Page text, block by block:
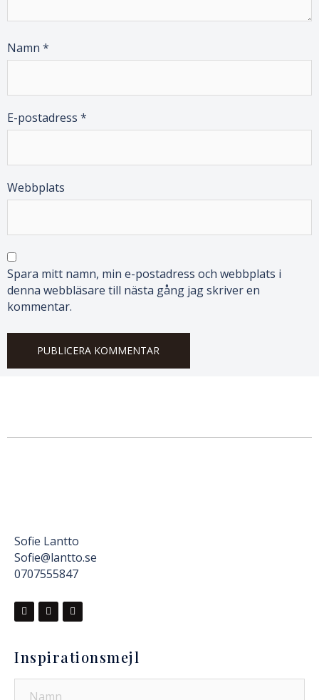
Namn *
E-postadress *
Webbplats
Spara mitt namn, min e-postadress och webbplats i
denna webbläsare till nästa gång jag skriver en
kommentar.
Sofie Lantto
Sofie@lantto.se
0707555847
Inspirationsmejl